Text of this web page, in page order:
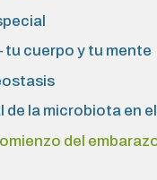
tu cuerpo y tu mente
de la microbiota en
del